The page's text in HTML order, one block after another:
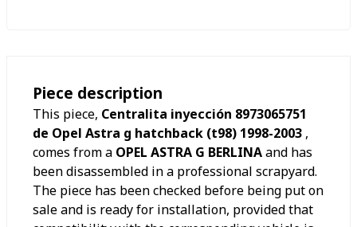
Piece description
This piece, Centralita inyección 8973065751
de Opel Astra g hatchback (t98) 1998-2003 ,
comes from a OPEL ASTRA G BERLINAand has
been disassembled in a professional scrapyard.
The piece has been checked before being put on
sale and is ready for installation, provided that